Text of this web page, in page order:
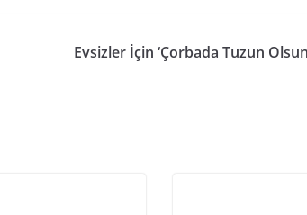
Evsizler İçin ‘Çorbada Tuzun